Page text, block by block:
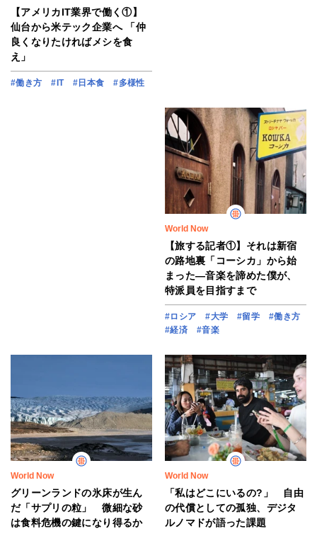
【アメリカIT業界で働く①】
仙台から米テック企業へ 「仲
良くなりたければメシを食
え」
#働き方 #IT #日本食 #多様性
World Now
【旅する記者①】それは新宿
の路地裏「コーシカ」から始
まった―音楽を諦めた僕が、
特派員を目指すまで
#ロシア #大学 #留学
#働き方
#経済
#音楽
World Now
グリーンランドの氷床が生ん
だ「サプリの粒」 微細な砂
は食料危機の鍵になり得るか
World Now
「私はどこにいるの?」 自由
の代償としての孤独、デジタ
ルノマドが語った課題